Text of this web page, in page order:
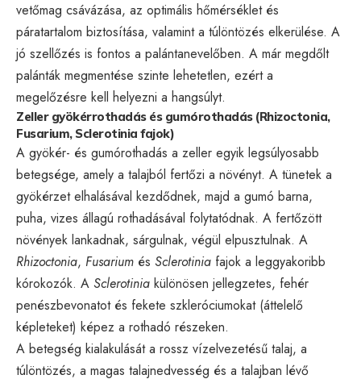
vetőmag csávázása, az optimális hőmérséklet és
páratartalom biztosítása, valamint a túlöntözés elkerülése. A
jó szellőzés is fontos a palántanevelőben. A már megdőlt
palánták megmentése szinte lehetetlen, ezért a
megelőzésre kell helyezni a hangsúlyt.
Zeller gyökérrothadás és gumórothadás (Rhizoctonia,
Fusarium, Sclerotinia fajok)
A gyökér- és gumórothadás a zeller egyik legsúlyosabb
betegsége, amely a talajból fertőzi a növényt. A tünetek a
gyökérzet elhalásával kezdődnek, majd a gumó barna,
puha, vizes állagú rothadásával folytatódnak. A fertőzött
növények lankadnak, sárgulnak, végül elpusztulnak. A
Rhizoctonia, Fusarium és Sclerotinia fajok a leggyakoribb
kórokozók. A Sclerotinia különösen jellegzetes, fehér
penészbevonatot és fekete szkleróciumokat (áttelelő
képleteket) képez a rothadó részeken.
A betegség kialakulását a rossz vízelvezetésű talaj, a
túlöntözés, a magas talajnedvesség és a talajban lévő